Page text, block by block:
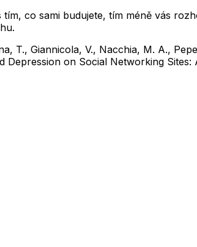
co sami budujete, tím méně vás
T., Giannicola, V., Nacchia, M. A.,
Depression on Social Networking Sites: